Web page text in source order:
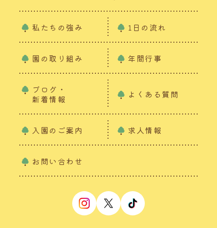
私たちの強み 1日の流れ
園の取り組み 年間行事
ブログ・
新着情報
よくある質問
入園のご案内 求人情報
お問い合わせ